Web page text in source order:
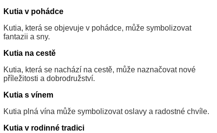
Kutia v pohádce
Kutia, která se objevuje v pohádce, může symbolizovat
fantazii a sny.
Kutia na cestě
Kutia, která se nachází na cestě, může naznačovat nové
příležitosti a dobrodružství.
Kutia s vínem
Kutia plná vína může symbolizovat oslavy a radostné chvíle.
Kutia v rodinné tradici